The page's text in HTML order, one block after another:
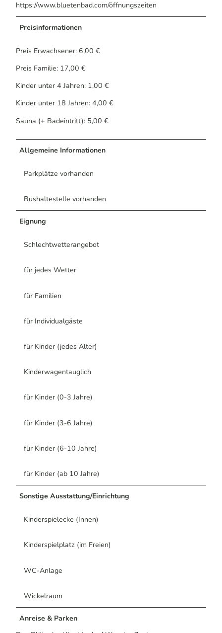
https://www.bluetenbad.com/öffnungszeiten
Preisinformationen
Preis Erwachsener: 6,00 €
Preis Familie: 17,00 €
Kinder unter 4 Jahren: 1,00 €
Kinder unter 18 Jahren: 4,00 €
Sauna (+ Badeintritt): 5,00 €
Allgemeine Informationen
Parkplätze vorhanden
Bushaltestelle vorhanden
Eignung
Schlechtwetterangebot
für jedes Wetter
für Familien
für Individualgäste
für Kinder (jedes Alter)
Kinderwagentauglich
für Kinder (0-3 Jahre)
für Kinder (3-6 Jahre)
für Kinder (6-10 Jahre)
für Kinder (ab 10 Jahre)
Sonstige Ausstattung/Einrichtung
Kinderspielecke (Innen)
Kinderspielplatz (im Freien)
WC-Anlage
Wickelraum
Anreise & Parken